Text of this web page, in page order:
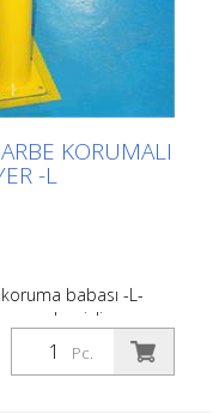
KORUMALI
-L
babası -L-
galvanizli ve
dübel için, 159/1200
The BLACK BULL
Pc.